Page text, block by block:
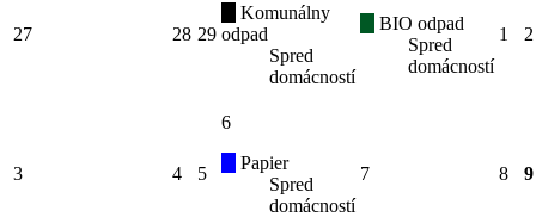
27 28 29
Komunálny
odpad
Spred
domácností
BIO odpad
Spred
domácností
1 2
3 4 5
6
Papier
Spred
domácností
7 8 9